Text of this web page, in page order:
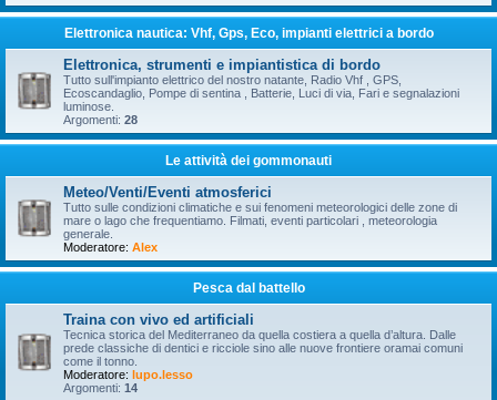
Elettronica nautica: Vhf, Gps, Eco, impianti elettrici a bordo
Elettronica, strumenti e impiantistica di bordo
Tutto sull'impianto elettrico del nostro natante, Radio Vhf , GPS,
Ecoscandaglio, Pompe di sentina , Batterie, Luci di via, Fari e segnalazioni
luminose.
Argomenti: 28
Le attività dei gommonauti
Meteo/Venti/Eventi atmosferici
Tutto sulle condizioni climatiche e sui fenomeni meteorologici delle zone di
mare o lago che frequentiamo. Filmati, eventi particolari , meteorologia
generale.
Moderatore: Alex
Pesca dal battello
Traina con vivo ed artificiali
Tecnica storica del Mediterraneo da quella costiera a quella d’altura. Dalle
prede classiche di dentici e ricciole sino alle nuove frontiere oramai comuni
come il tonno.
Moderatore: lupo.lesso
Argomenti: 14